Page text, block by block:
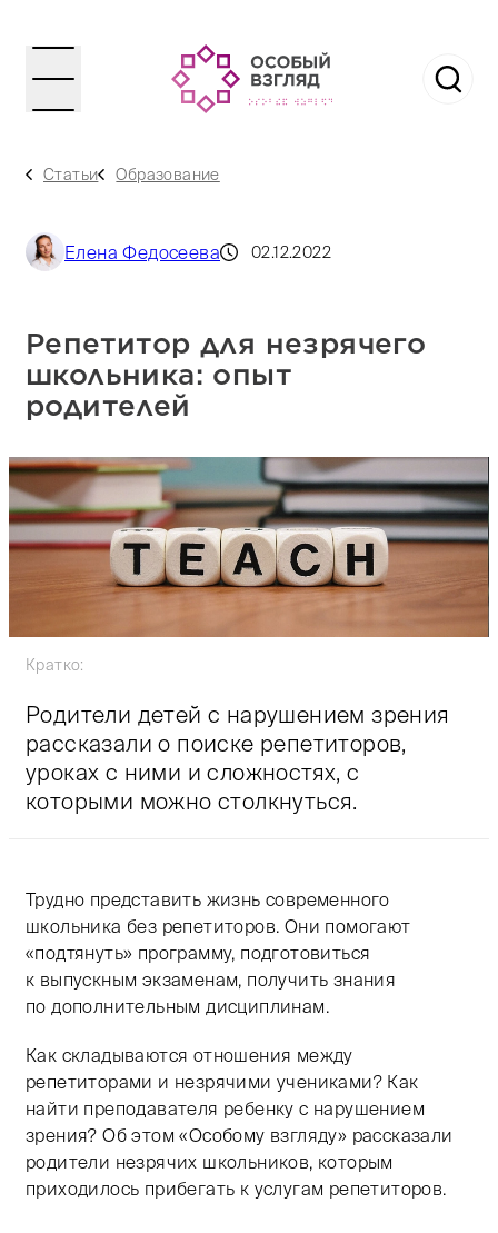
Статьи Образование
Елена Федосеева 02.12.2022
Репетитор для незрячего
школьника: опыт
родителей
Кратко:
Родители детей с нарушением зрения
рассказали о поиске репетиторов,
уроках с ними и сложностях, с
которыми можно столкнуться.
Трудно представить жизнь современного
школьника без репетиторов. Они помогают
«подтянуть» программу, подготовиться
к выпускным экзаменам, получить знания
по дополнительным дисциплинам.
Как складываются отношения между
репетиторами и незрячими учениками? Как
найти преподавателя ребенку с нарушением
зрения? Об этом «Особому взгляду» рассказали
родители незрячих школьников, которым
приходилось прибегать к услугам репетиторов.